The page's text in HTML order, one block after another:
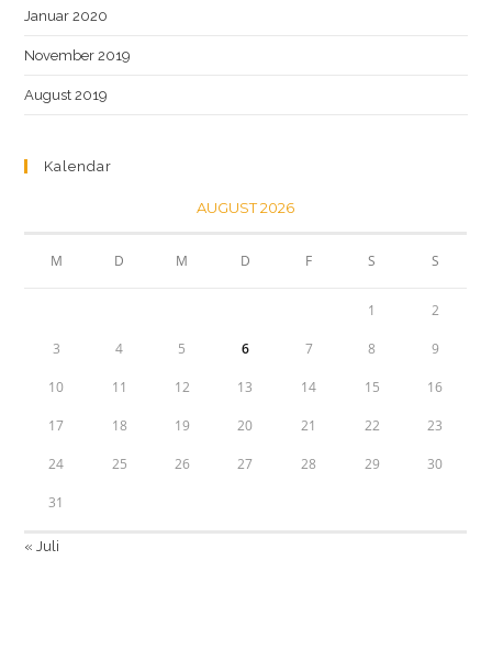
Januar 2020
November 2019
August 2019
Kalendar
AUGUST 2026
M D M D F S S
1 2
3 4 5 6 7 8 9
10 11 12 13 14 15 16
17 18 19 20 21 22 23
24 25 26 27 28 29 30
31
« Juli